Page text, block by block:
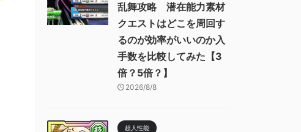
乱舞攻略 潜在能力素材
クエストはどこを周回す
るのが効率がいいのか入
手数を比較してみた【3
倍？5倍？】
2026/8/8
超人性能